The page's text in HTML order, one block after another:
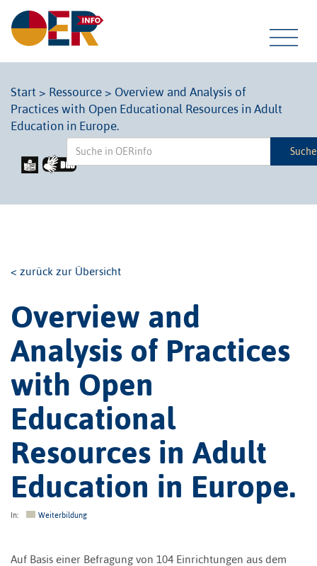
Start > Ressource > Overview and Analysis of
Practices with Open Educational Resources in Adult
Education in Europe.
< zurück zur Übersicht
Overview and
Analysis of Practices
with Open
Educational
Resources in Adult
Education in Europe.
In: Weiterbildung
Auf Basis einer Befragung von 104 Einrichtungen aus dem